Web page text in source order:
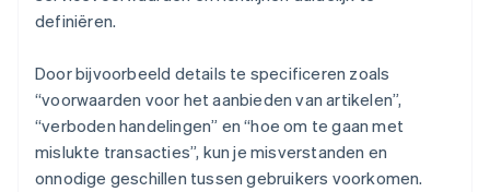
definiëren.
Door bijvoorbeeld details te specificeren zoals
“voorwaarden voor het aanbieden van artikelen”,
“verboden handelingen” en “hoe om te gaan met
mislukte transacties”, kun je misverstanden en
onnodige geschillen tussen gebruikers voorkomen.